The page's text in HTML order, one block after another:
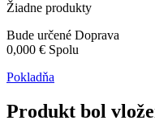
Žiadne produkty
Bude určené Doprava
0,000 € Spolu
Pokladňa
Produkt bol